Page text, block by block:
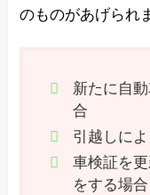
のものがあげられ
新たに自
合
引越しに
車検証を
をする場合